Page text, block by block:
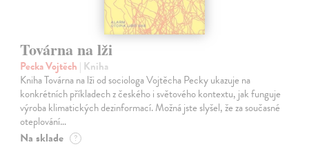
Továrna na lži
Pecka Vojtěch | Kniha
Kniha Továrna na lži od sociologa Vojtěcha Pecky ukazuje na
konkrétních příkladech z českého i světového kontextu, jak funguje
výroba klimatických dezinformací. Možná jste slyšel, že za současné
oteplování…
Na sklade ?